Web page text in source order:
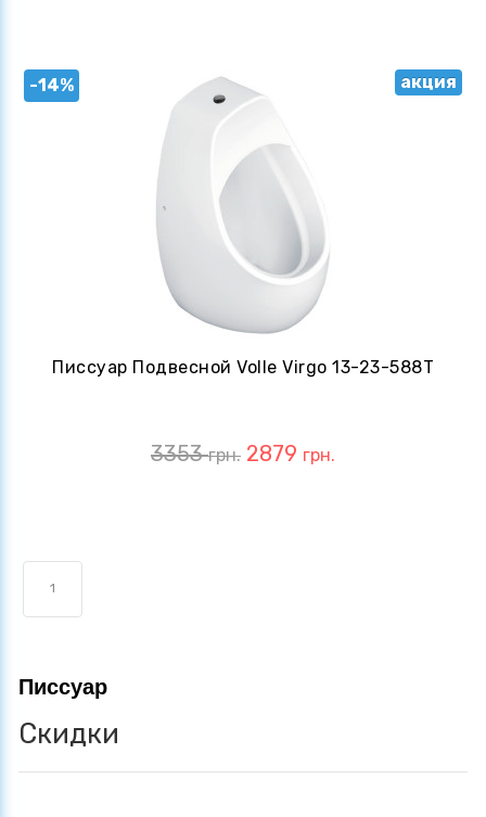
-14% акция
Писсуар Подвесной Volle Virgo 13-23-588T
3353грн. 2879 грн.
1
Писсуар
Скидки